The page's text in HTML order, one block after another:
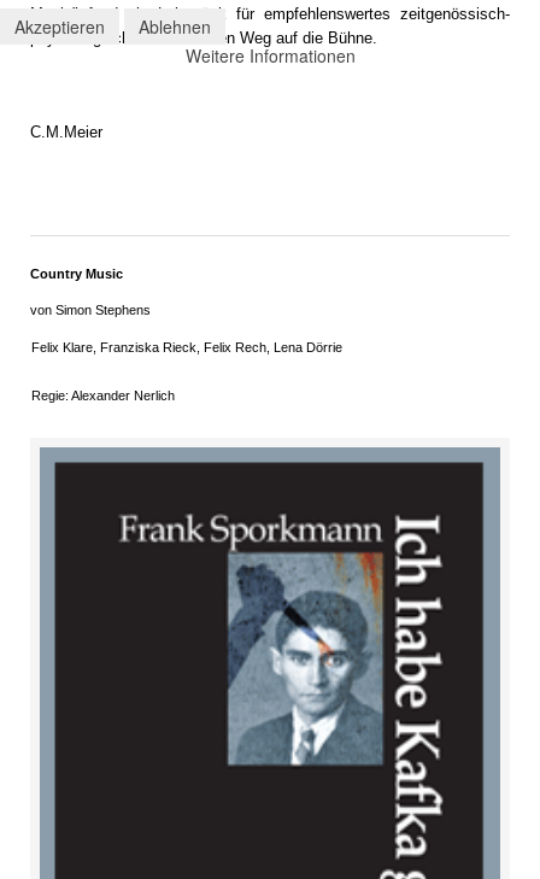
Musix" fand ein Lehrstück für empfehlenswertes zeitgenössisch-
psychologisches Theater den Weg auf die Bühne.
C.M.Meier
Country Music
von Simon Stephens
Felix Klare, Franziska Rieck, Felix Rech, Lena Dörrie
Regie: Alexander Nerlich
Akzeptieren
Ablehnen
Weitere Informationen